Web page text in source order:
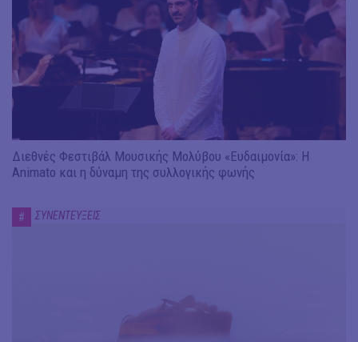
Διεθνές Φεστιβάλ Μουσικής Μολύβου «Ευδαιμονία»: Η
Animato και η δύναμη της συλλογικής φωνής
# ΣΥΝΕΝΤΕΥΞΕΙΣ